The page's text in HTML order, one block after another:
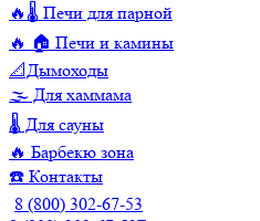
🔥🌡️ Печи для парной
🔥 🏠 Печи и камины
📐Дымоходы
🌫️ Для хаммама
🌡️ Для сауны
🔥 Барбекю зона
☎️ Контакты
8 (800) 302-67-53